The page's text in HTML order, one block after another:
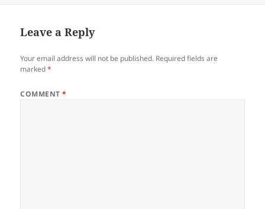
Leave a Reply
Your email address will not be published. Required fields are
marked*
COMMENT*